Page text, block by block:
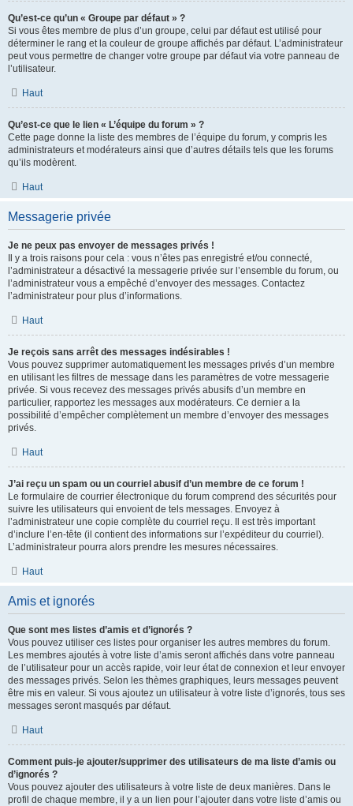
Qu’est-ce qu’un « Groupe par défaut » ?
Si vous êtes membre de plus d’un groupe, celui par défaut est utilisé pour
déterminer le rang et la couleur de groupe affichés par défaut. L’administrateur
peut vous permettre de changer votre groupe par défaut via votre panneau de
l’utilisateur.
Haut
Qu’est-ce que le lien « L’équipe du forum » ?
Cette page donne la liste des membres de l’équipe du forum, y compris les
administrateurs et modérateurs ainsi que d’autres détails tels que les forums
qu’ils modèrent.
Haut
Messagerie privée
Je ne peux pas envoyer de messages privés !
Il y a trois raisons pour cela : vous n’êtes pas enregistré et/ou connecté,
l’administrateur a désactivé la messagerie privée sur l’ensemble du forum, ou
l’administrateur vous a empêché d’envoyer des messages. Contactez
l’administrateur pour plus d’informations.
Haut
Je reçois sans arrêt des messages indésirables !
Vous pouvez supprimer automatiquement les messages privés d’un membre
en utilisant les filtres de message dans les paramètres de votre messagerie
privée. Si vous recevez des messages privés abusifs d’un membre en
particulier, rapportez les messages aux modérateurs. Ce dernier a la
possibilité d’empêcher complètement un membre d’envoyer des messages
privés.
Haut
J’ai reçu un spam ou un courriel abusif d’un membre de ce forum !
Le formulaire de courrier électronique du forum comprend des sécurités pour
suivre les utilisateurs qui envoient de tels messages. Envoyez à
l’administrateur une copie complète du courriel reçu. Il est très important
d’inclure l’en-tête (il contient des informations sur l’expéditeur du courriel).
L’administrateur pourra alors prendre les mesures nécessaires.
Haut
Amis et ignorés
Que sont mes listes d’amis et d’ignorés ?
Vous pouvez utiliser ces listes pour organiser les autres membres du forum.
Les membres ajoutés à votre liste d’amis seront affichés dans votre panneau
de l’utilisateur pour un accès rapide, voir leur état de connexion et leur envoyer
des messages privés. Selon les thèmes graphiques, leurs messages peuvent
être mis en valeur. Si vous ajoutez un utilisateur à votre liste d’ignorés, tous ses
messages seront masqués par défaut.
Haut
Comment puis-je ajouter/supprimer des utilisateurs de ma liste d’amis ou
d’ignorés ?
Vous pouvez ajouter des utilisateurs à votre liste de deux manières. Dans le
profil de chaque membre, il y a un lien pour l’ajouter dans votre liste d’amis ou